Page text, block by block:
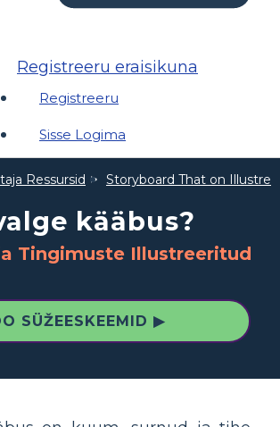
Registreeru eraisikuna
Registreeru
Sisse Logima
Ressursid Storyboard That on
kääbus?
Tingimuste Illustreeritud
SÜŽEESKEEMID ▶